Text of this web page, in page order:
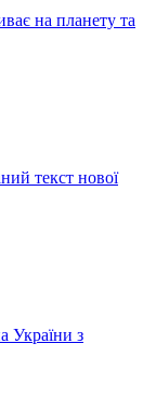
на планету та
текст нової
України з